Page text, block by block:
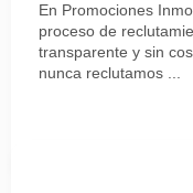
En Promociones
proceso de
transparente y sin
nunca reclutamos ...